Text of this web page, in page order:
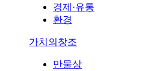
경제·유통
환경
가치의창조
만물상